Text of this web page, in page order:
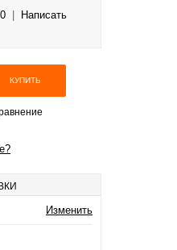
Написать
Изменить